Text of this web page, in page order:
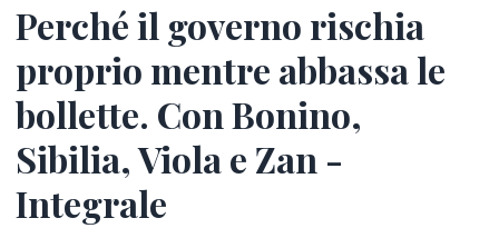
Perché il governo rischia
proprio mentre abbassa le
bollette. Con Bonino,
Sibilia, Viola e Zan -
Integrale